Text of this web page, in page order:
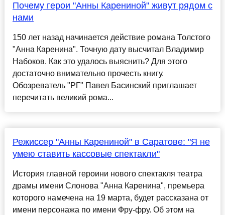
Почему герои "Анны Карениной" живут рядом с
нами
150 лет назад начинается действие романа Толстого
"Анна Каренина". Точную дату высчитал Владимир
Набоков. Как это удалось выяснить? Для этого
достаточно внимательно прочесть книгу.
Обозреватель "РГ" Павел Басинский приглашает
перечитать великий рома...
Режиссер "Анны Карениной" в Саратове: "Я не
умею ставить кассовые спектакли"
История главной героини нового спектакля театра
драмы имени Слонова "Анна Каренина", премьера
которого намечена на 19 марта, будет рассказана от
имени персонажа по имени Фру-фру. Об этом на